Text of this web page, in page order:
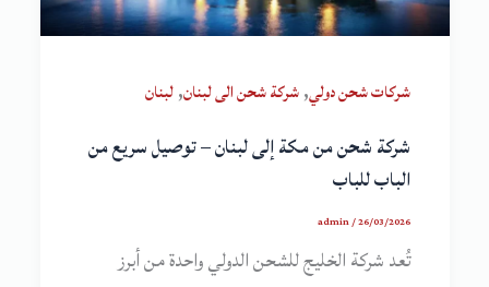
شركات شحن دولي,شركة شحن الى لبنان,لبنان
شركة شحن من مكة إلى لبنان – توصيل سريع من
الباب للباب
admin/26/03/2026
تُعد شركة الخليج للشحن الدولي واحدة من أبرز